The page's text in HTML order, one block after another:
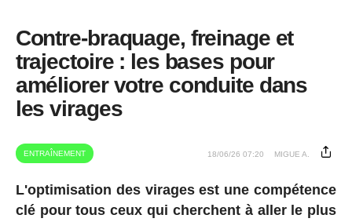
Contre-braquage, freinage et
trajectoire : les bases pour
améliorer votre conduite dans
les virages
ENTRAÎNEMENT 18/06/26 07:20 MIGUE A.
L'optimisation des virages est une compétence
clé pour tous ceux qui cherchent à aller le plus